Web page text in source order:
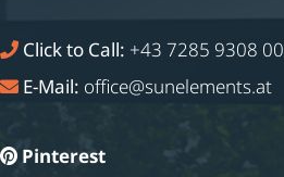
Click to Call: +43 7285 9308 00
E-Mail: office@sunelements.at
Pinterest